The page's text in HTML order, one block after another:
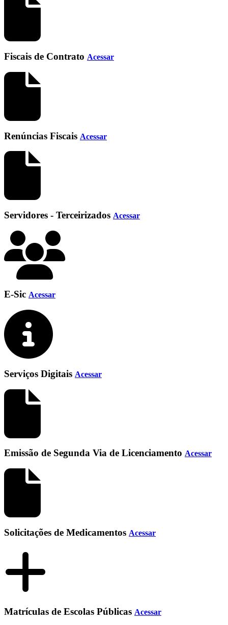
Fiscais de Contrato Acessar
Renúncias Fiscais Acessar
Servidores - Terceirizados Acessar
E-Sic Acessar
Serviços Digitais Acessar
Emissão de Segunda Via de Licenciamento Acessar
Solicitações de Medicamentos Acessar
Matrículas de Escolas Públicas Acessar